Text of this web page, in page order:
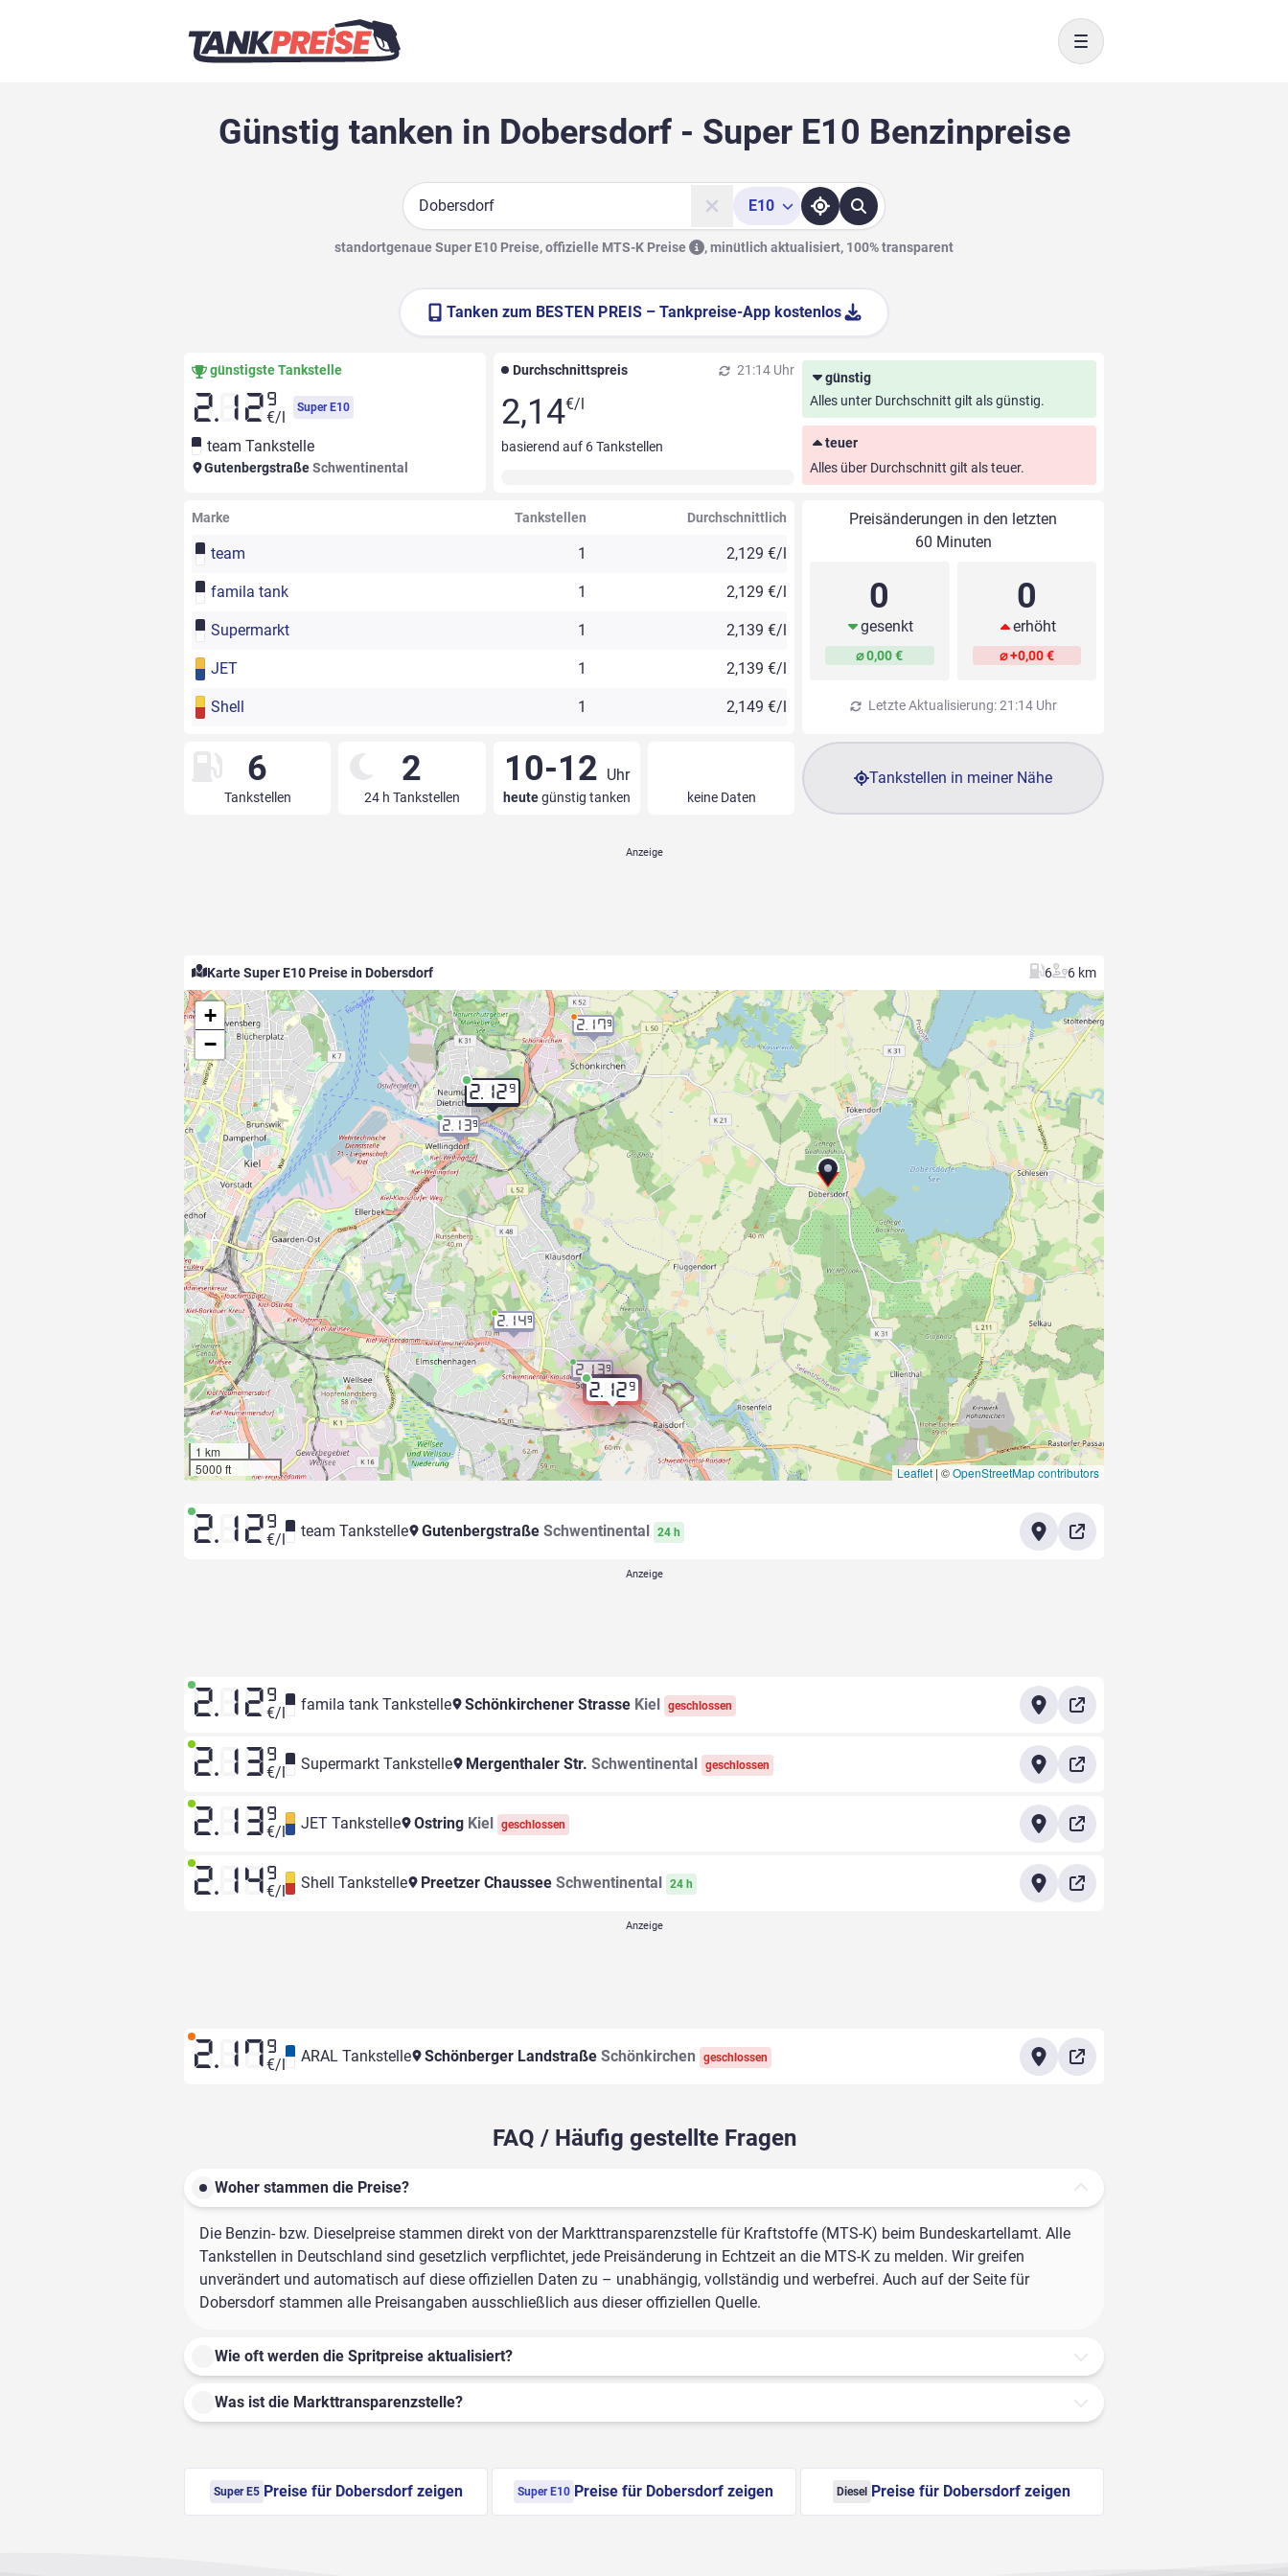
Toggle navigation
Günstig tanken in Dobersdorf - Super E10 Benzinpreise
Suche
E10
standortgenaue Super E10 Preise, offizielle MTS-K Preise ,minütlich aktualisiert, 100% transparent
Tanken zum BESTEN PREIS – Tankpreise-App kostenlos
günstigste Tankstelle
2.12 9
€/l
Super E10
team Tankstelle
GutenbergstraßeSchwentinental
Durchschnittspreis 21:14 Uhr
2,14€/l
basierend auf 6Tankstellen
günstig
Alles unter Durchschnitt gilt als günstig.
teuer
Alles über Durchschnitt gilt als teuer.
Marke Tankstellen Durchschnittlich
team 1 2,129 €/l
famila tank 1 2,129 €/l
Supermarkt 1 2,139 €/l
JET 1 2,139 €/l
Shell 1 2,149 €/l
Preisänderungen in den letzten
60 Minuten
0
gesenkt
⌀ 0,00 €
0
erhöht
⌀ +0,00 €
Letzte Aktualisierung: 21:14 Uhr
6
Tankstellen
2
24 h Tankstellen
10-12 Uhr
heutegünstig tanken keine Daten
Tankstellen in meiner Nähe
Karte Super E10 Preise in Dobersdorf 6 6 km
2.129
2.129
2.179
2.139
2.149
2.139
+
−
1 km
5000 ft
Leaflet | ©OpenStreetMap contributors
2.12 9
€/l team Tankstelle Gutenbergstraße Schwentinental 24 h
2.12 9
€/l famila tank Tankstelle Schönkirchener Strasse Kiel geschlossen
2.13 9
€/l Supermarkt Tankstelle Mergenthaler Str. Schwentinental geschlossen
2.13 9
€/l JET Tankstelle Ostring Kiel geschlossen
2.14 9
€/l Shell Tankstelle Preetzer Chaussee Schwentinental 24 h
2.17 9
€/l ARAL Tankstelle Schönberger Landstraße Schönkirchen geschlossen
FAQ / Häufig gestellte Fragen
Woher stammen die Preise?
Die Benzin- bzw. Dieselpreise stammen direkt von der Markttransparenzstelle für Kraftstoffe (MTS-K) beim Bundeskartellamt. Alle
Tankstellen in Deutschland sind gesetzlich verpflichtet, jede Preisänderung in Echtzeit an die MTS-K zu melden. Wir greifen
unverändert und automatisch auf diese offiziellen Daten zu – unabhängig, vollständig und werbefrei. Auch auf der Seite für
Dobersdorf stammen alle Preisangaben ausschließlich aus dieser offiziellen Quelle.
Wie oft werden die Spritpreise aktualisiert?
Was ist die Markttransparenzstelle?
Super E5 Preise für Dobersdorf zeigen Super E10 Preise für Dobersdorf zeigen Diesel Preise für Dobersdorf zeigen